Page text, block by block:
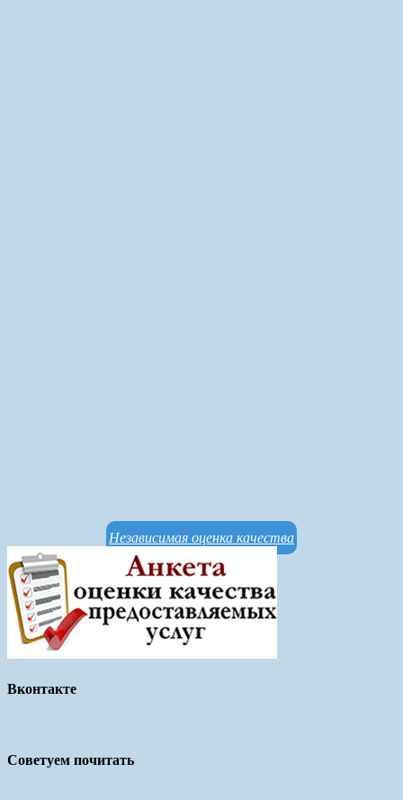
Независимая оценка качества
Вконтакте
Советуем почитать